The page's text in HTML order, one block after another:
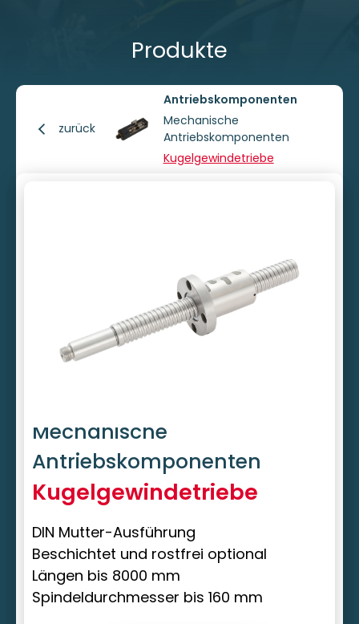
Produkte
zurück
Antriebskomponenten
Mechanische
Antriebskomponenten
Kugelgewindetriebe
Mechanische
Antriebskomponenten
Kugelgewindetriebe
DIN Mutter-Ausführung
Beschichtet und rostfrei optional
Längen bis 8000 mm
Spindeldurchmesser bis 160 mm